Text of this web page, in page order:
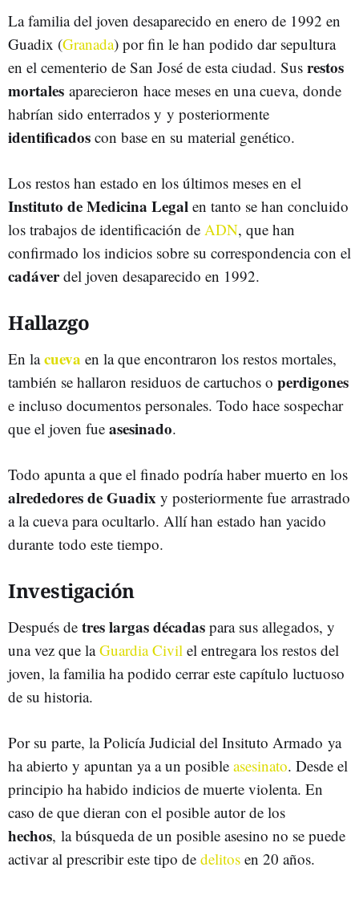
La familia del joven desaparecido en enero de 1992 en
Guadix (Granada) por fin le han podido dar sepultura
en el cementerio de San José de esta ciudad. Sus restos
mortales aparecieron hace meses en una cueva, donde
habrían sido enterrados y y posteriormente
identificados con base en su material genético.
Los restos han estado en los últimos meses en el
Instituto de Medicina Legal en tanto se han concluido
los trabajos de identificación de ADN, que han
confirmado los indicios sobre su correspondencia con el
cadáverdel joven desaparecido en 1992.
Hallazgo
En lacueva en la que encontraron los restos mortales,
también se hallaron residuos de cartuchos o perdigones
e incluso documentos personales. Todo hace sospechar
que el joven fue asesinado.
Todo apunta a que el finado podría haber muerto en los
alrededores de Guadix y posteriormente fue arrastrado
a la cueva para ocultarlo. Allí han estado han yacido
durante todo este tiempo.
Investigación
Después de tres largas décadas para sus allegados, y
una vez que laGuardia Civil el entregara los restos del
joven, la familia ha podido cerrar este capítulo luctuoso
de su historia.
Por su parte, la Policía Judicial del Insituto Armado ya
ha abierto y apuntan ya a un posible asesinato. Desde el
principio ha habido indicios de muerte violenta. En
caso de que dieran con el posible autor de los
hechos, la búsqueda de un posible asesino no se puede
activar al prescribir este tipo de delitos en 20 años.